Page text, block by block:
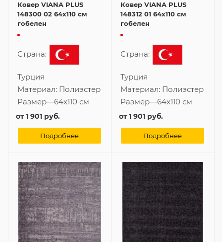
Ковер VIANA PLUS
148300 02 64x110 см
гобелен
Страна:
Турция
Материал: Полиэстер
Размер—64x110 см
от1 901 руб.
Подробнее
Ковер VIANA PLUS
148312 01 64x110 см
гобелен
Страна:
Турция
Материал: Полиэстер
Размер—64x110 см
от1 901 руб.
Подробнее